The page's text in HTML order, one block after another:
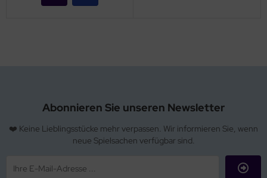
Abonnieren Sie unseren Newsletter
❤️ Keine Lieblingsstücke mehr verpassen. Wir informieren Sie, wenn
neue Spielsachen verfügbar sind.